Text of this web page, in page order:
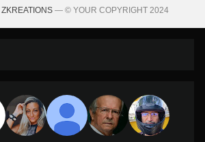
ZKREATIONS— © YOUR COPYRIGHT 2024